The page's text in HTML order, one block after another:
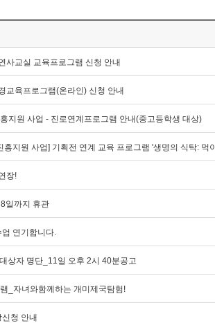
사교실 교육프로그램 신청 안내
교육프로그램(온라인) 신청 안내
지원 사업 - 진로연계프로그램 안내(중고등학생 대상)
흥지원 사업] 기획전 연계 교육 프로그램 '생명의 식탁: 먹
장!
일까지 휴관
연기합니다.
상자 명단_11일 오후 2시 40분공고
_자녀와함께하는 개미제국탐험!
청 안내